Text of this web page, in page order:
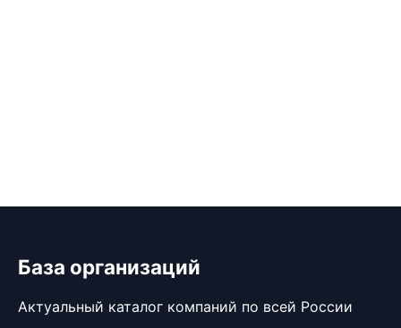
База организаций
Актуальный каталог компаний по всей России